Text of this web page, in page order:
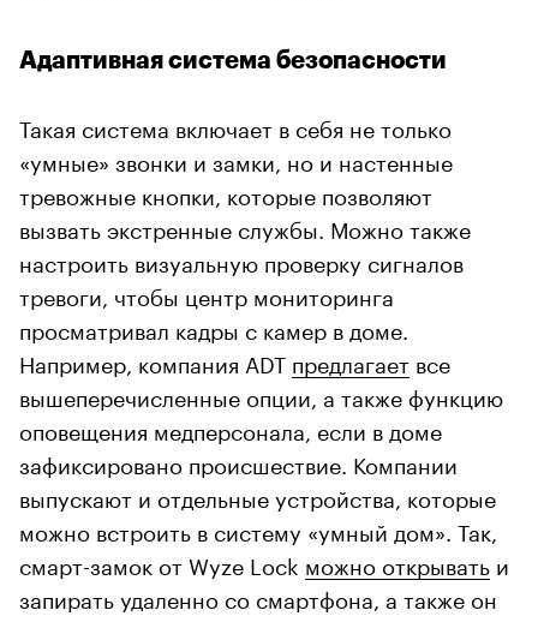
Адаптивная система безопасности
Такая система включает в себя не только
«умные» звонки и замки, но и настенные
тревожные кнопки, которые позволяют
вызвать экстренные службы. Можно также
настроить визуальную проверку сигналов
тревоги, чтобы центр мониторинга
просматривал кадры с камер в доме.
Например, компания ADT предлагает все
вышеперечисленные опции, а также функцию
оповещения медперсонала, если в доме
зафиксировано происшествие. Компании
выпускают и отдельные устройства, которые
можно встроить в систему «умный дом». Так,
смарт-замок от Wyze Lock можно открывать и
запирать удаленно со смартфона, а также он